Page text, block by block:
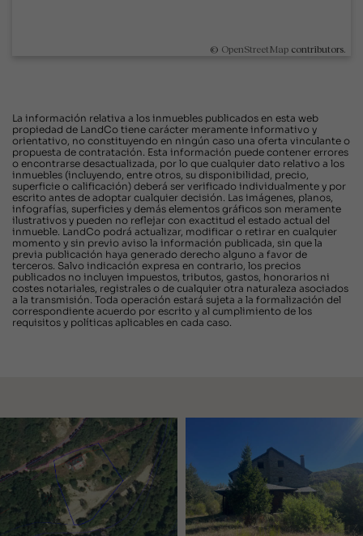
© OpenStreetMap contributors.
La información relativa a los inmuebles publicados en esta web
propiedad de LandCo tiene carácter meramente informativo y
orientativo, no constituyendo en ningún caso una oferta vinculante o
propuesta de contratación. Esta información puede contener errores
o encontrarse desactualizada, por lo que cualquier dato relativo a los
inmuebles (incluyendo, entre otros, su disponibilidad, precio,
superficie o calificación) deberá ser verificado individualmente y por
escrito antes de adoptar cualquier decisión. Las imágenes, planos,
infografías, superficies y demás elementos gráficos son meramente
ilustrativos y pueden no reflejar con exactitud el estado actual del
inmueble. LandCo podrá actualizar, modificar o retirar en cualquier
momento y sin previo aviso la información publicada, sin que la
previa publicación haya generado derecho alguno a favor de
terceros. Salvo indicación expresa en contrario, los precios
publicados no incluyen impuestos, tributos, gastos, honorarios ni
costes notariales, registrales o de cualquier otra naturaleza asociados
a la transmisión. Toda operación estará sujeta a la formalización del
correspondiente acuerdo por escrito y al cumplimiento de los
requisitos y políticas aplicables en cada caso.